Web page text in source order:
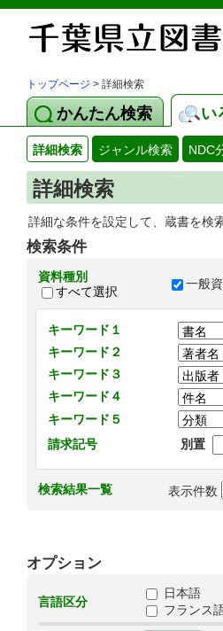
トップページ > 詳細検索
かんたん検索 い
詳細検索 ジャンル検索 NDC
詳細検索
詳細な条件を設定して、蔵書を検
検索条件
資料種別
すべて選択
一般
キーワード１
キーワード２
キーワード３
キーワード４
キーワード５
請求記号
別置
検索結果一覧 表示件数
オプション
言語区分
日本語
フランス